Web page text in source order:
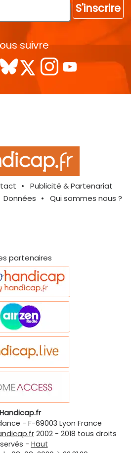
S'inscrire
suivre
Publicité & Partenariat
Données Qui sommes nous ?
partenaires
Handicap.fr
- F-69003 Lyon France
2002 - 2018 tous droits
- Haut